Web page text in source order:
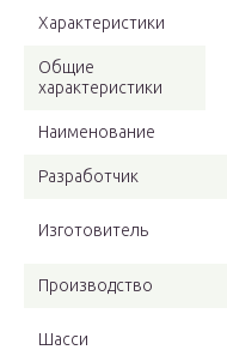
Характеристики
Общие
характеристики
Наименование
Разработчик
Изготовитель
Производство
Шасси